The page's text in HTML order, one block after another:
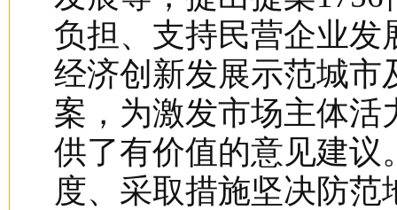
负担、支持民营企业
经济创新发展示范城市
案，为激发市场主体
供了有价值的意见建议
度、采取措施坚决防